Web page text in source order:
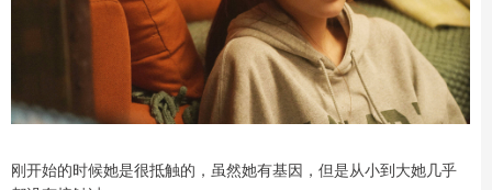
刚开始的时候她是很抵触的，虽然她有基因，但是从小到大她几乎